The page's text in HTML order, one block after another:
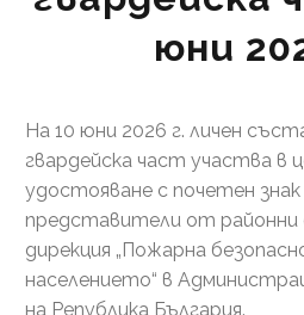
юни
На 10 юни 2026 г. личен
гвардейска част участва в
удостояване с почетен
представители от районни
дирекция „Пожарна
населението“ в
на Република България.